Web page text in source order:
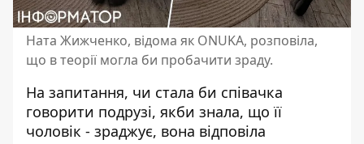
Ната Жижченко, відома як ONUKA, розповіла,
що в теорії могла би пробачити зраду.
На запитання, чи стала би співачка
говорити подрузі, якби знала, що її
чоловік - зраджує, вона відповіла